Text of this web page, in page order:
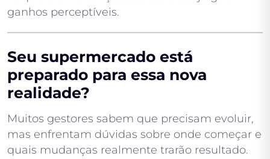
ganhos perceptíveis.
Seu supermercado está
preparado para essa nova
realidade?
Muitos gestores sabem que precisam evoluir,
mas enfrentam dúvidas sobre onde começar e
quais mudanças realmente trarão resultado.